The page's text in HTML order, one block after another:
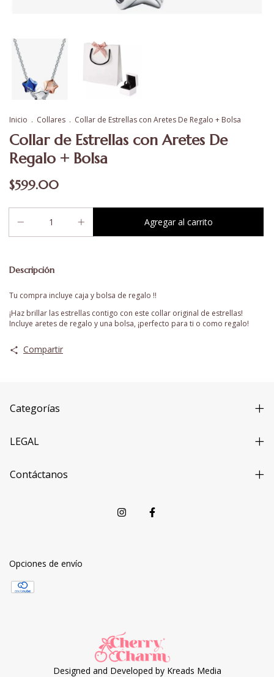
Inicio . Collares . Collar de Estrellas con Aretes De Regalo + Bolsa
Collar de Estrellas con Aretes De
Regalo + Bolsa
$599.00
Descripción
Tu compra incluye caja y bolsa de regalo !!
¡Haz brillar las estrellas contigo con este collar original de estrellas!
Incluye aretes de regalo y una bolsa, ¡perfecto para ti o como regalo!
Compartir
Categorías
LEGAL
Contáctanos
Opciones de envío
Designed and Developed by Kreads Media